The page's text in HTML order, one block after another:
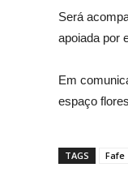
Será
apoiada por
Em
espaço
TAGS Fafe